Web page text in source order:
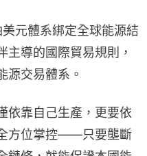
元體系綁定全球能源結
主導的國際貿易規則，
源交易體系。
依靠自己生產，更要依
方位掌控——只要壟斷